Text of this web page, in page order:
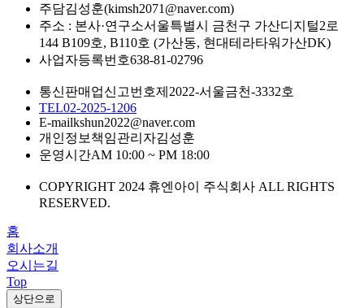
주담김성훈(kimsh2071@naver.com)
주소 : 본사·연구소서울특별시 금천구 가산디지털2로
144 B109호, B110호 (가산동, 현대테라타워가산DK)
사업자등록번호638-81-02796
통신판매업신고번호제2022-서울금천-3332호
TEL02-2025-1206
E-mailkshun2022@naver.com
개인정보책임관리자김성훈
운영시간AM 10:00 ~ PM 18:00
COPYRIGHT 2024 휴엔아이 주식회사 ALL RIGHTS
RESERVED.
홈
회사소개
오시는길
Top
상단으로